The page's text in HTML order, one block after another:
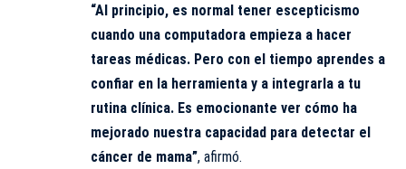
“Al principio, es normal tener escepticismo
cuando una computadora empieza a hacer
tareas médicas. Pero con el tiempo aprendes a
confiar en la herramienta y a integrarla a tu
rutina clínica. Es emocionante ver cómo ha
mejorado nuestra capacidad para detectar el
cáncer de mama”, afirmó.